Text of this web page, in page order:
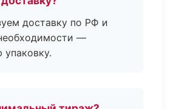
доставку по РФ и
—
упаковку.